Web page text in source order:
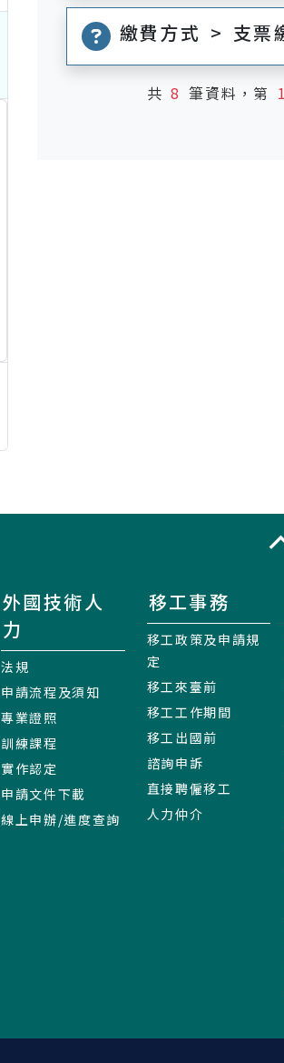
繳費方式 > 支票
共8 筆資料，第
外國技術人
力
法規
申請流程及須知
專業證照
訓練課程
實作認定
申請文件下載
線上申辦/進度查詢
移工事務
移工政策及申請規
定
移工來臺前
移工工作期間
移工出國前
諮詢申訴
直接聘僱移工
人力仲介